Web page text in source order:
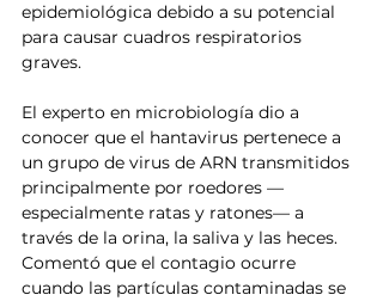
epidemiológica debido a su potencial
para causar cuadros respiratorios
graves.
El experto en microbiología dio a
conocer que el hantavirus pertenece a
un grupo de virus de ARN transmitidos
principalmente por roedores —
especialmente ratas y ratones— a
través de la orina, la saliva y las heces.
Comentó que el contagio ocurre
cuando las partículas contaminadas se